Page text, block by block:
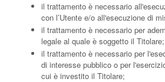
il trattamento è necessario
con l’Utente e/o all'esecuzione di
il trattamento è necessario per
legale al quale è soggetto il Titolare;
il trattamento è necessario per
di interesse pubblico o per
cui è investito il Titolare;